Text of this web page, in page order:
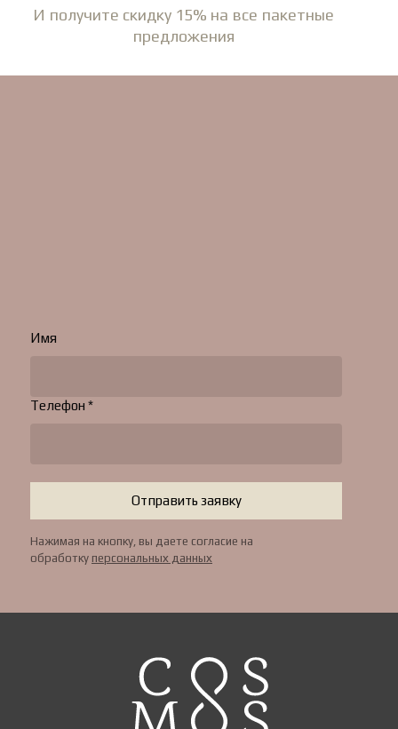
Имя
Телефон *
Отправить заявку
Нажимая на кнопку, вы даете согласие на
обработку персональных данных
И получите скидку 15% на все пакетные
предложения